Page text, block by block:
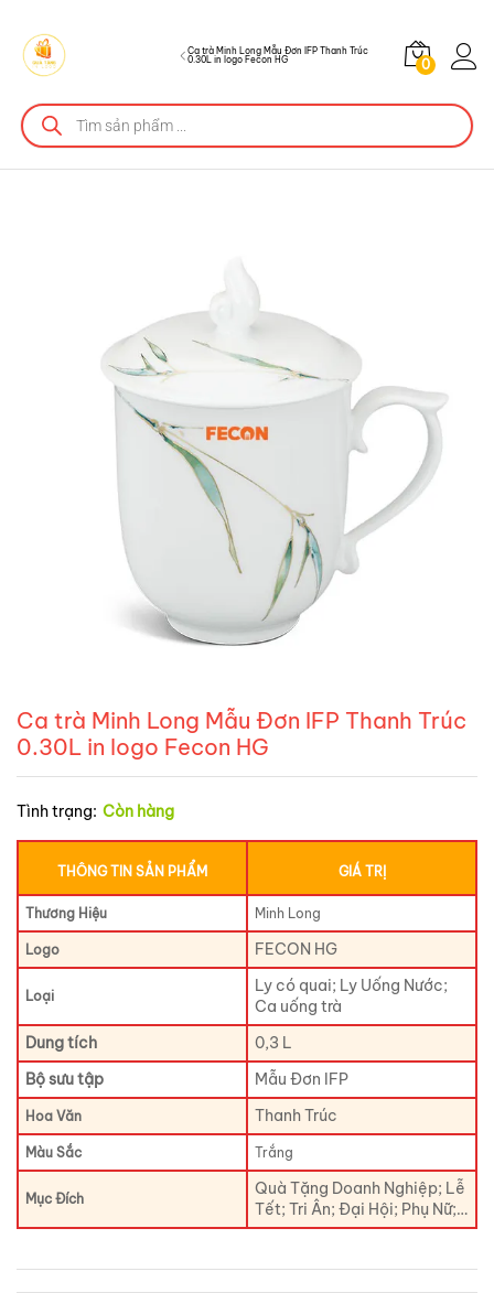
Ca trà Minh Long Mẫu Đơn IFP Thanh Trúc
0.30L in logo Fecon HG
0
Ca trà Minh Long Mẫu Đơn IFP Thanh Trúc
0.30L in logo Fecon HG
Tình trạng: Còn hàng
THÔNG TIN SẢN PHẨM GIÁ TRỊ
Thương Hiệu Minh Long
Logo FECON HG
Loại
Ly có quai; Ly Uống Nước;
Ca uống trà
Dung tích
0,3 L
Bộ sưu tập
Mẫu Đơn IFP
Hoa Văn Thanh Trúc
Màu Sắc Trắng
Mục Đích
Quà Tặng Doanh Nghiệp; Lễ
Tết; Tri Ân; Đại Hội; Phụ Nữ;…
Mô tả sản phẩm